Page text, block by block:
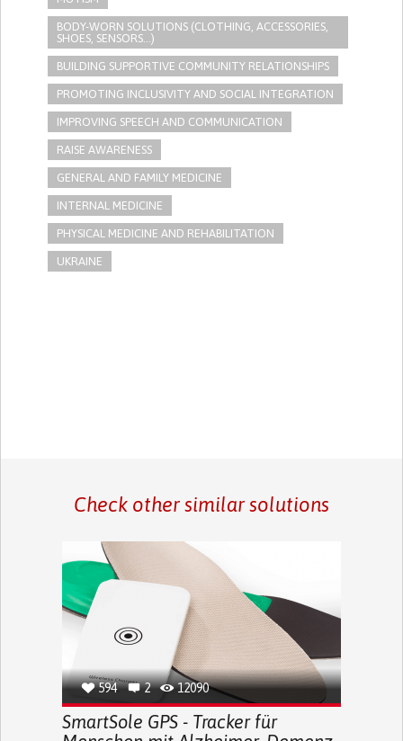
BODY-WORN SOLUTIONS (CLOTHING, ACCESSORIES,
SHOES, SENSORS...)
BUILDING SUPPORTIVE COMMUNITY RELATIONSHIPS
PROMOTING INCLUSIVITY AND SOCIAL INTEGRATION
IMPROVING SPEECH AND COMMUNICATION
RAISE AWARENESS
GENERAL AND FAMILY MEDICINE
INTERNAL MEDICINE
PHYSICAL MEDICINE AND REHABILITATION
UKRAINE
Check other similar solutions
594 2 12090
SmartSole GPS - Tracker für